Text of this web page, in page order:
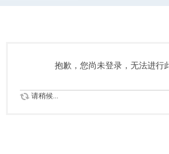
索
抱歉，您尚未登录，无法进行
请稍候...